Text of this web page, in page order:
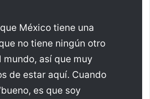
México tiene una
no tiene ningún otro
mundo, así que muy
de estar aquí. Cuando
es que soy